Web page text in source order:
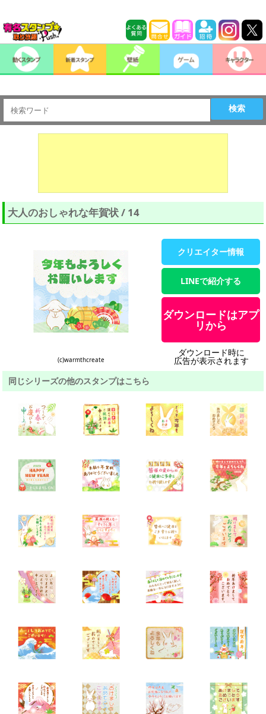
検索
大人のおしゃれな年賀状 / 14
(c)warmthcreate
クリエイター情報
LINEで紹介する
ダウンロードはアプ
リから
ダウンロード時に
広告が表示されます
同じシリーズの他のスタンプはこちら